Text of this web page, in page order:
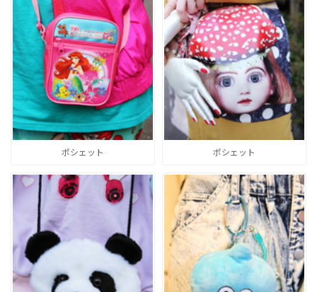
ポシェット ポシェット